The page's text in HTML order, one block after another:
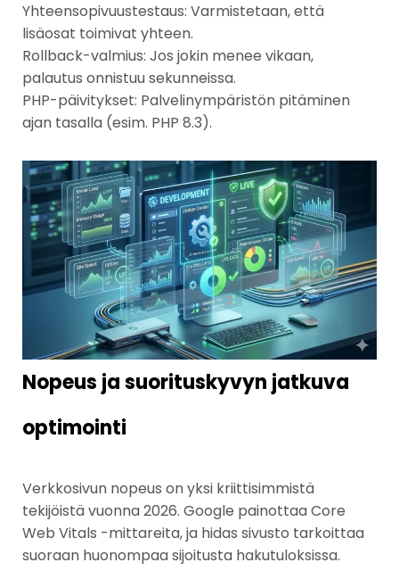
Yhteensopivuustestaus: Varmistetaan, että
lisäosat toimivat yhteen.
Rollback-valmius: Jos jokin menee vikaan,
palautus onnistuu sekunneissa.
PHP-päivitykset: Palvelinympäristön pitäminen
ajan tasalla (esim. PHP 8.3).
Nopeus ja suorituskyvyn jatkuva
optimointi
Verkkosivun nopeus on yksi kriittisimmistä
tekijöistä vuonna 2026. Google painottaa Core
Web Vitals -mittareita, ja hidas sivusto tarkoittaa
suoraan huonompaa sijoitusta hakutuloksissa.